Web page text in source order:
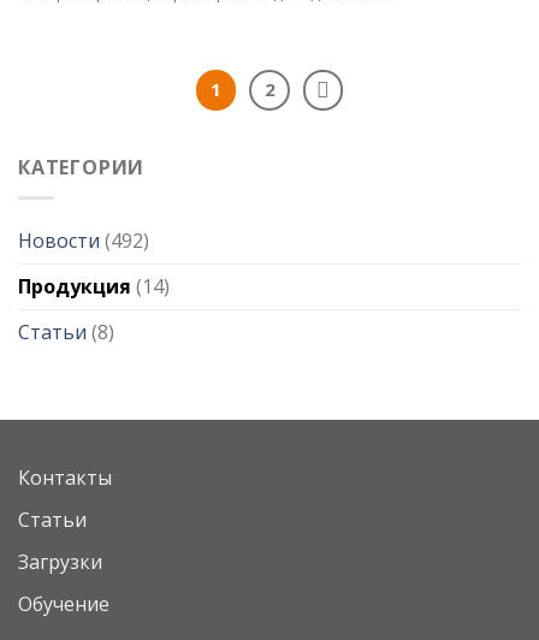
КАТЕГОРИИ
Новости (492)
Продукция (14)
Статьи (8)
1 2
Контакты
Статьи
Загрузки
Обучение